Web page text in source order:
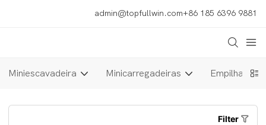
admin@topfullwin.com+86 185 6396 9881
Miniescavadeira Minicarregadeiras Empilhadeira
Filter